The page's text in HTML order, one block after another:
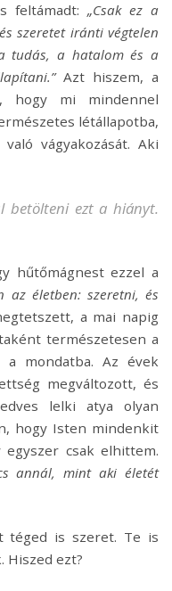
feltámadt: „Csak ez a
szeretet iránti végtelen
tudás, a hatalom és a
Azt hiszem, a
hogy mi mindennel
létállapotba,
vágyakozását. Aki
betölteni ezt a hiányt.
hűtőmágnest ezzel a
az életben: szeretni, és
a mai napig
természetesen a
mondatba. Az évek
megváltozott, és
lelki atya olyan
hogy Isten mindenkit
csak elhittem.
annál, mint aki életét
téged is szeret. Te is
Hiszed ezt?